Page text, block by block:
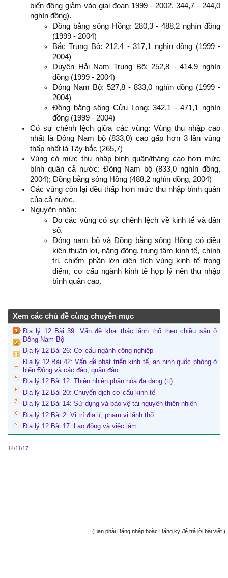
biến động giảm vào giai đoạn 1999 - 2002, 344,7 - 244,0
nghìn đồng).
Đồng bằng sông Hồng: 280,3 - 488,2 nghìn đồng
(1999 - 2004)
Bắc Trung Bộ: 212,4 - 317,1 nghìn đồng (1999 -
2004)
Duyên Hải Nam Trung Bộ: 252,8 - 414,9 nghìn
đồng (1999 - 2004)
Đông Nam Bộ: 527,8 - 833,0 nghìn đồng (1999 -
2004)
Đồng bằng sông Cửu Long: 342,1 - 471,1 nghìn
đồng (1999 - 2004)
Có sự chênh lệch giữa các vùng: Vùng thu nhập cao
nhất là Đông Nam bộ (833,0) cao gấp hơn 3 lần vùng
thấp nhất là Tây bắc (265,7)
Vùng có mức thu nhập bình quân/tháng cao hơn mức
bình quân cả nước: Đông Nam bộ (833,0 nghìn đồng,
2004); Đồng bằng sông Hồng (488,2 nghìn đồng, 2004)
Các vùng còn lại đều thấp hơn mức thu nhập bình quân
của cả nước.
Nguyên nhân:
Do các vùng có sự chênh lệch về kinh tế và dân
số.
Đông nam bộ và Đồng bằng sông Hồng có điều
kiện thuận lợi, năng động, trung tâm kinh tế, chính
trị, chiếm phần lớn diện tích vùng kinh tế trọng
điểm, cơ cấu ngành kinh tế hợp lý nên thu nhập
bình quân cao.
Xem các chủ đề cùng chuyên mục
Địa lý 12 Bài 39: Vấn đề khai thác lãnh thổ theo chiều sâu ở
Đông Nam Bộ
Địa lý 12 Bài 26: Cơ cấu ngành công nghiệp
Địa lý 12 Bài 42: Vấn đề phát triển kinh tế, an ninh quốc phòng ở
biển Đông và các đảo, quần đảo
Địa lý 12 Bài 12: Thiên nhiên phân hóa đa dạng (tt)
Địa lý 12 Bài 20: Chuyển dịch cơ cấu kinh tế
Địa lý 12 Bài 14: Sử dụng và bảo vệ tài nguyên thiên nhiên
Địa lý 12 Bài 2: Vị trí địa lí, phạm vi lãnh thổ
Địa lý 12 Bài 17: Lao động và việc làm
14/11/17
(Bạn phải Đăng nhập hoặc Đăng ký để trả lời bài viết.)